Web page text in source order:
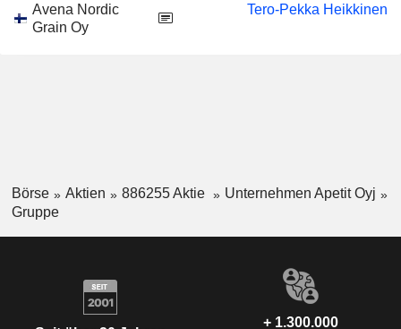
Avena Nordic
Grain Oy
Tero-Pekka Heikkinen
Börse Aktien 886255 Aktie
Unternehmen Apetit Oyj
Gruppe
+ 1.300.000